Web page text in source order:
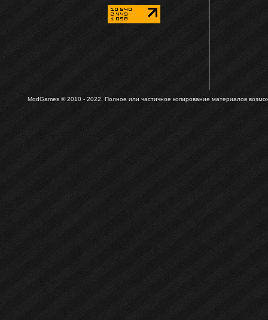
ModGames © 2010 - 2022. Полное или частичное копирование материалов